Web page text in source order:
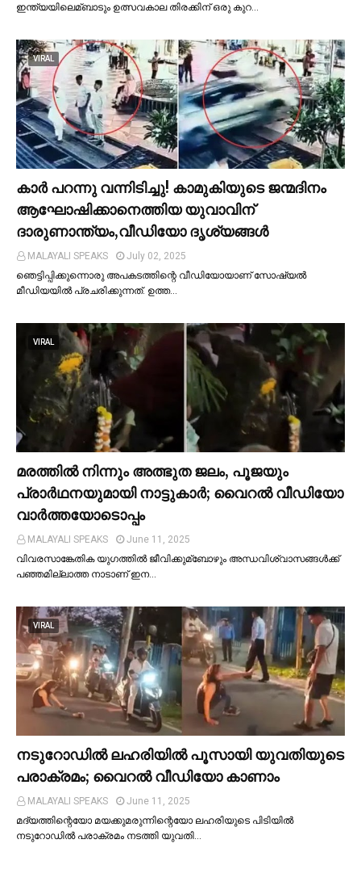
ഇന്ത്യയിലെമ്ബാടും ഉത്സവകാല തിരക്കിന് ഒരു കുറ…
VIRAL
കാര്‍ പറന്നു വന്നിടിച്ചു! കാമുകിയുടെ ജന്മദിനം
ആഘോഷിക്കാനെത്തിയ യുവാവിന്
ദാരുണാന്ത്യം,വീഡിയോ ദൃശ്യങ്ങൾ
MALAYALI SPEAKS
July 02, 2025
ഞെട്ടിപ്പിക്കുന്നൊരു അപകടത്തിന്റെ വീഡിയോയാണ് സോഷ്യല്‍
മീഡിയയില്‍ പ്രചരിക്കുന്നത്. ഉത്ത…
VIRAL
മരത്തില്‍ നിന്നും അത്ഭുത ജലം, പൂജയും
പ്രാര്‍ഥനയുമായി നാട്ടുകാര്‍; വൈറൽ വീഡിയോ
വാർത്തയോടൊപ്പം
MALAYALI SPEAKS
June 11, 2025
വിവരസാങ്കേതിക യുഗത്തില്‍ ജീവിക്കുമ്ബോഴും അന്ധവിശ്വാസങ്ങള്‍ക്ക്
പഞ്ഞമില്ലാത്ത നാടാണ് ഇന…
VIRAL
നടുറോഡില്‍ ലഹരിയില്‍ പൂസായി യുവതിയുടെ
പരാക്രമം; വൈറൽ വീഡിയോ കാണാം
MALAYALI SPEAKS
June 11, 2025
മദ്യത്തിന്റെയോ മയക്കുമരുന്നിന്റെയോ ലഹരിയുടെ പിടിയില്‍
നടുറോഡില്‍ പരാക്രമം നടത്തി യുവതി…